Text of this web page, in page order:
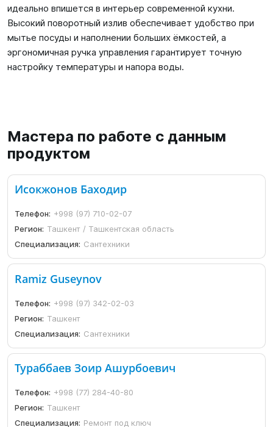
идеально впишется в интерьер современной кухни.
Высокий поворотный излив обеспечивает удобство при
мытье посуды и наполнении больших ёмкостей, а
эргономичная ручка управления гарантирует точную
настройку температуры и напора воды.
Мастера по работе с данным
продуктом
Исокжонов Баходир
Телефон: +998 (97) 710-02-07
Регион: Ташкент / Ташкентская область
Специализация: Сантехники
Ramiz Guseynov
Телефон: +998 (97) 342-02-03
Регион: Ташкент
Специализация: Сантехники
Тураббаев Зоир Ашурбоевич
Телефон: +998 (77) 284-40-80
Регион: Ташкент
Специализация: Ремонт под ключ